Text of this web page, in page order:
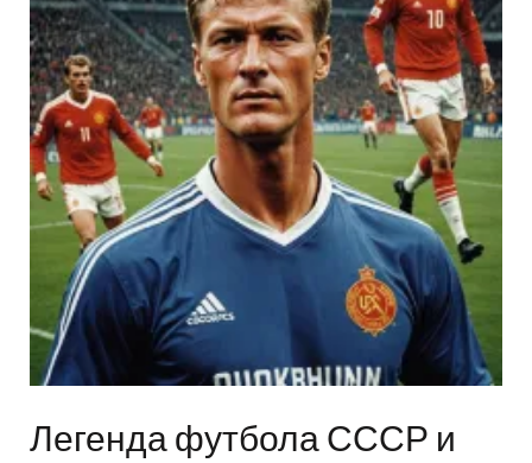
Легенда футбола СССР и